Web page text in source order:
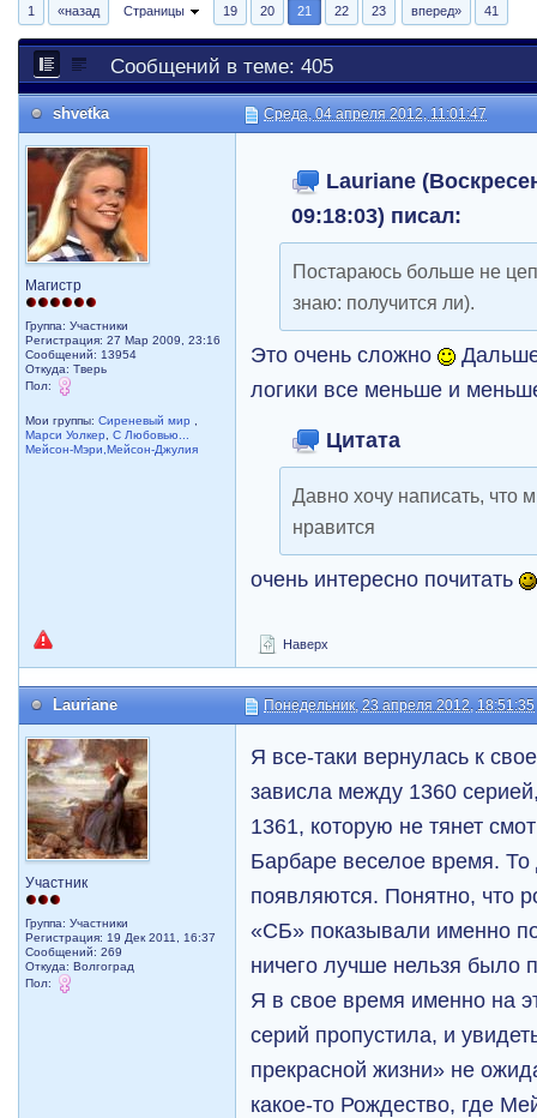
1 «назад Страницы 19 20 21 22 23 вперед» 41
Сообщений в теме: 405
shvetka Среда, 04 апреля 2012, 11:01:47
Магистр
Группа: Участники
Регистрация: 27 Мар 2009, 23:16
Сообщений: 13954
Откуда: Тверь
Пол:
Мои группы:Сиреневый мир
Марси Уолкер
,С Любовью...
Мейсон-Мэри,Мейсон-Джулия
Lauriane
09:18:03) писал:
Постараюсь больше не
знаю: получится ли).
Это очень сложно
логики все меньше и
Цитата
Давно хочу написать, что
нравится
очень интересно почитать
Наверх
Lauriane Понедельник, 23 апреля 2012, 18:51:35
Участник
Группа: Участники
Регистрация: 19 Дек 2011, 16:37
Сообщений: 269
Откуда: Волгоград
Пол:
Я все-таки вернулась к
зависла между 1360
1361, которую не тянет
Барбаре веселое время. То
появляются. Понятно, что
«СБ» показывали именно
ничего лучше нельзя было
Я в свое время именно на
серий пропустила, и
прекрасной жизни» не
какое-то Рождество, где